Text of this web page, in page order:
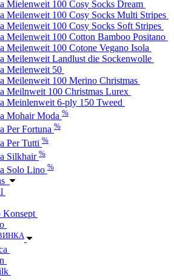
Mielenweit 100 Cosy Socks Dream
Meilenweit 100 Cosy Socks Multi Stripes
Meilenweit 100 Cosy Socks Soft Stripes
Meilenweit 100 Cotton Bamboo Positano
Meilenweit 100 Cotone Vegano Isola
Meilenweit Landlust die Sockenwolle
Meilenweit 50
Meilenweit 100 Merino Christmas
Meilnweit 100 Christmas Lurex
Meinlenweit 6-ply 150 Tweed
Mohair Moda %
Per Fortuna %
Per Tutti %
Silkhair %
Solo Lino %
Konsept